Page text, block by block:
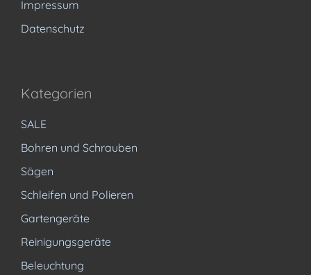
Impressum
Datenschutz
Kategorien
SALE
Bohren und Schrauben
Sägen
Schleifen und Polieren
Gartengeräte
Reinigungsgeräte
Beleuchtung